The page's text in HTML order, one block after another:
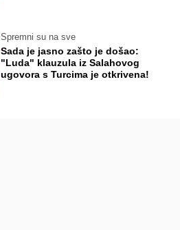
Spremni su na sve
Sada je jasno zašto je došao:
"Luda" klauzula iz Salahovog
ugovora s Turcima je otkrivena!